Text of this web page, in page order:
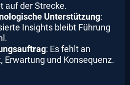
auf der Strecke.
Unterstützung:
Insights bleibt Führung
: Es fehlt an
Erwartung und Konsequenz.